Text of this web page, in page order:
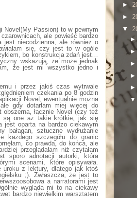
Novel(My Passion) to w pewnym
ale powieść bardzo
niecodzienna, ale również o
się, czy jest to w ogóle
bo konstrukcja zdań jest…
wskazują, że może jednak
że jest mi wszystko jedno i
i przez jakiś czas wytrwale
czekania po 8 godzin
Novel, ewentualnie można
gdy dotarłam miej więcej do
obszerna, łącznie Novel (czy też
są one aż takie krótkie, jak się
jest oparta na bardzo ciekawym
sztuczne wydłużanie
każdego szczegółu do granic
co prawda, do końca, ale
przeglądałam niż czytałam
sporo adnotacji autorki, która
scenami, które opisywała.
uroku z lektury, dlatego jak ktoś
;). Zwłaszcza, że jest to
a narratorami jest
wygląda mi to na ciekawy
bardzo niewielkim warsztatem
►
►
▼
►
►
▼